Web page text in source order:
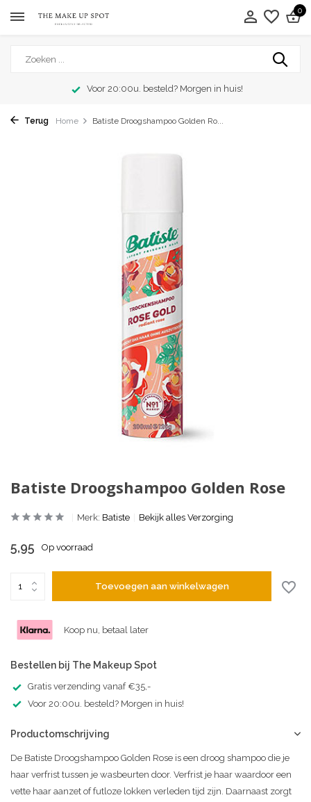
0
Voor 20:00u. besteld? Morgen in huis!
Terug Home Batiste Droogshampoo Golden Ro...
Batiste Droogshampoo Golden Rose
Merk: Batiste Bekijk alles Verzorging
5,95 Op voorraad
Toevoegen aan winkelwagen
Koop nu, betaal later
Bestellen bij The Makeup Spot
Gratis verzending vanaf €35,-
Voor 20:00u. besteld? Morgen in huis!
Productomschrijving
De Batiste Droogshampoo Golden Rose is een droog shampoo die je
haar verfrist tussen je wasbeurten door. Verfrist je haar waardoor een
vette haar aanzet of futloze lokken verleden tijd zijn. Daarnaast zorgt